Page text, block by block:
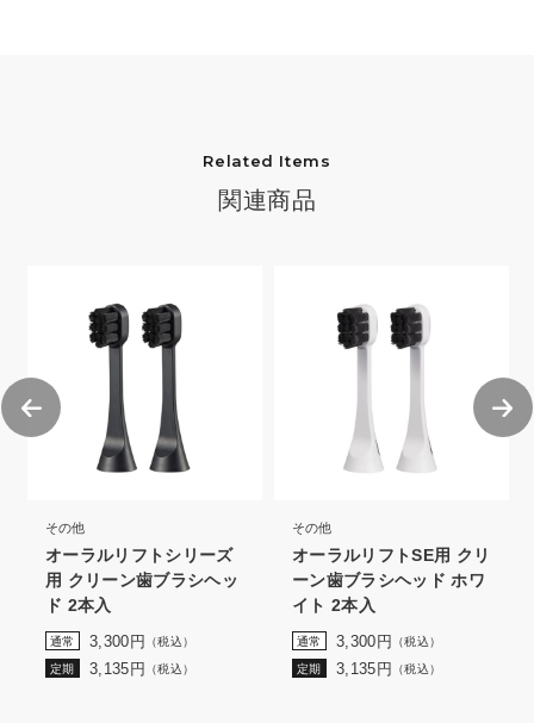
Related Items
関連商品
その他
オーラルリフトシリーズ
用 クリーン歯ブラシヘッ
ド 2本入
通常 3,300円 （税込）
定期 3,135円 （税込）
その他
オーラルリフトSE用 クリ
ーン歯ブラシヘッド ホワ
イト 2本入
通常 3,300円 （税込）
定期 3,135円 （税込）